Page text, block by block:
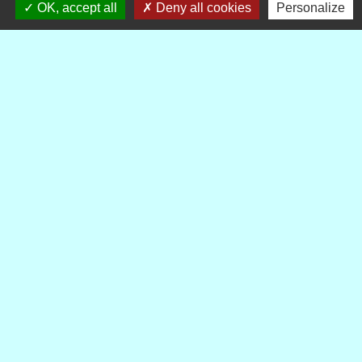
Publications Voir tout
OK, accept all
Deny all cookies Personalize